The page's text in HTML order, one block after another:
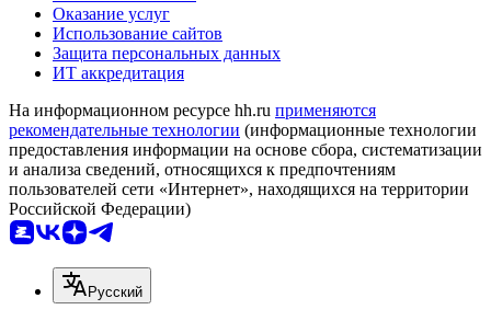
Оказание услуг
Использование сайтов
Защита персональных данных
ИТ аккредитация
На информационном ресурсе hh.ru применяются
рекомендательные технологии (информационные технологии
предоставления информации на основе сбора, систематизации
и анализа сведений, относящихся к предпочтениям
пользователей сети «Интернет», находящихся на территории
Российской Федерации)
Русский